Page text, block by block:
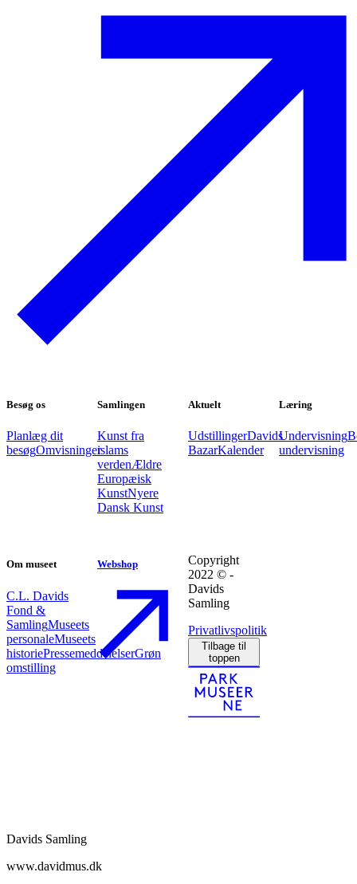
Besøg os
Planlæg dit
besøgOmvisninger
Samlingen
Kunst fra
islams
verdenÆldre
Europæisk
KunstNyere
Dansk Kunst
Aktuelt
UdstillingerDavids
BazarKalender
Læring
Undervisning
undervisning
Om museet
C.L. Davids
Fond &
SamlingMuseets
personaleMuseets
historiePressemeddelelserGrøn
omstilling
Webshop
Copyright
2022 © -
Davids
Samling
Privatlivspolitik
Tilbage til
toppen
Davids Samling
www.davidmus.dk